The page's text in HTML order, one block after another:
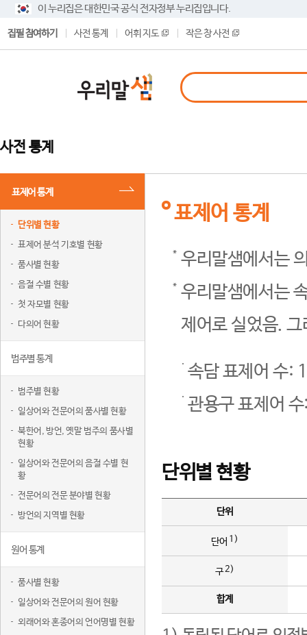
이 누리집은 대한민국 공식 전자정부 누리집입니다.
집필 참여하기 사전 통계 어휘 지도 작은 창 사전
사전 통계
표제어 통계
단위별 현황
표제어 분석 기호별 현황
품사별 현황
음절 수별 현황
첫 자모별 현황
다의어 현황
범주별 통계
범주별 현황
일상어와 전문어의 품사별 현황
북한어, 방언, 옛말 범주의 품사별
현황
일상어와 전문어의 음절 수별 현
황
전문어의 전문 분야별 현황
방언의 지역별 현황
원어 통계
품사별 현황
일상어와 전문어의 원어 현황
외래어와 혼종어의 언어명별 현황
표제어 통계
우리말샘에서는
우리말샘에서는
제어로 실었음.
속담 표제어 수:
관용구 표제어
단위별 현황
단위
단어 1)
구2)
합계